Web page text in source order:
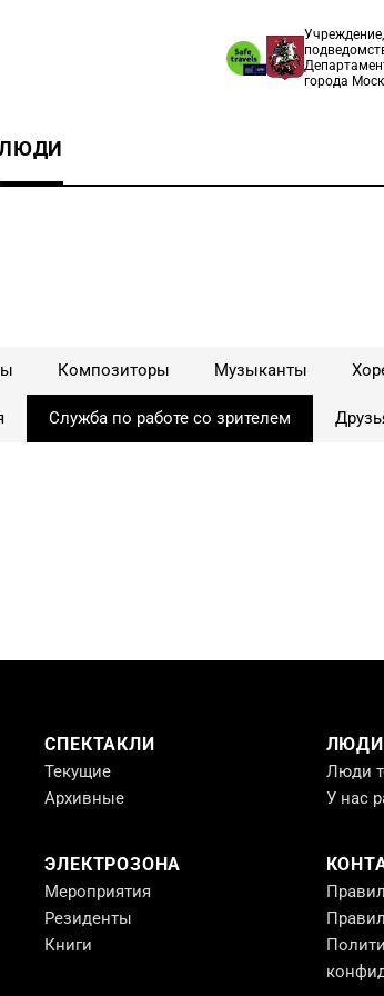
Учреждение,
города
Композиторы Музыканты
Служба по работе со зрителем
СПЕКТАКЛИ
Текущие
Архивные
ЭЛЕКТРОЗОНА
Мероприятия
Резиденты
Книги
ЛЮДИ
Люди
У нас